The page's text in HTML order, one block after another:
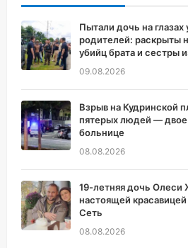
Пытали дочь на глазах
родителей: раскрыты
убийц брата и сестры
09.08.2026
Взрыв на Кудринской
пятерых людей — двое
больнице
08.08.2026
19-летняя дочь Олеси
настоящей
Сеть
08.08.2026